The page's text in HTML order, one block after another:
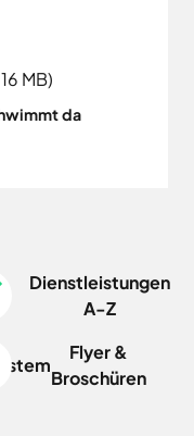
MB)
da
Dienstleistungen
A-Z
Flyer &
Broschüren